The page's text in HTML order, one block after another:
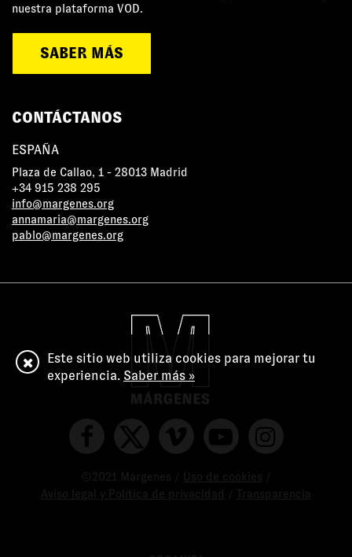
nuestra plataforma VOD.
SABER MÁS
CONTÁCTANOS
ESPAÑA
Plaza de Callao, 1 - 28013 Madrid
+34 915 238 295
info@margenes.org
annamaria@margenes.org
pablo@margenes.org
©2021 Márgenes / Uso de cookies
Aviso legal y Política de privacidad
Transparencia
Este sitio web utiliza cookies para mejorar tu
experiencia. Saber más »